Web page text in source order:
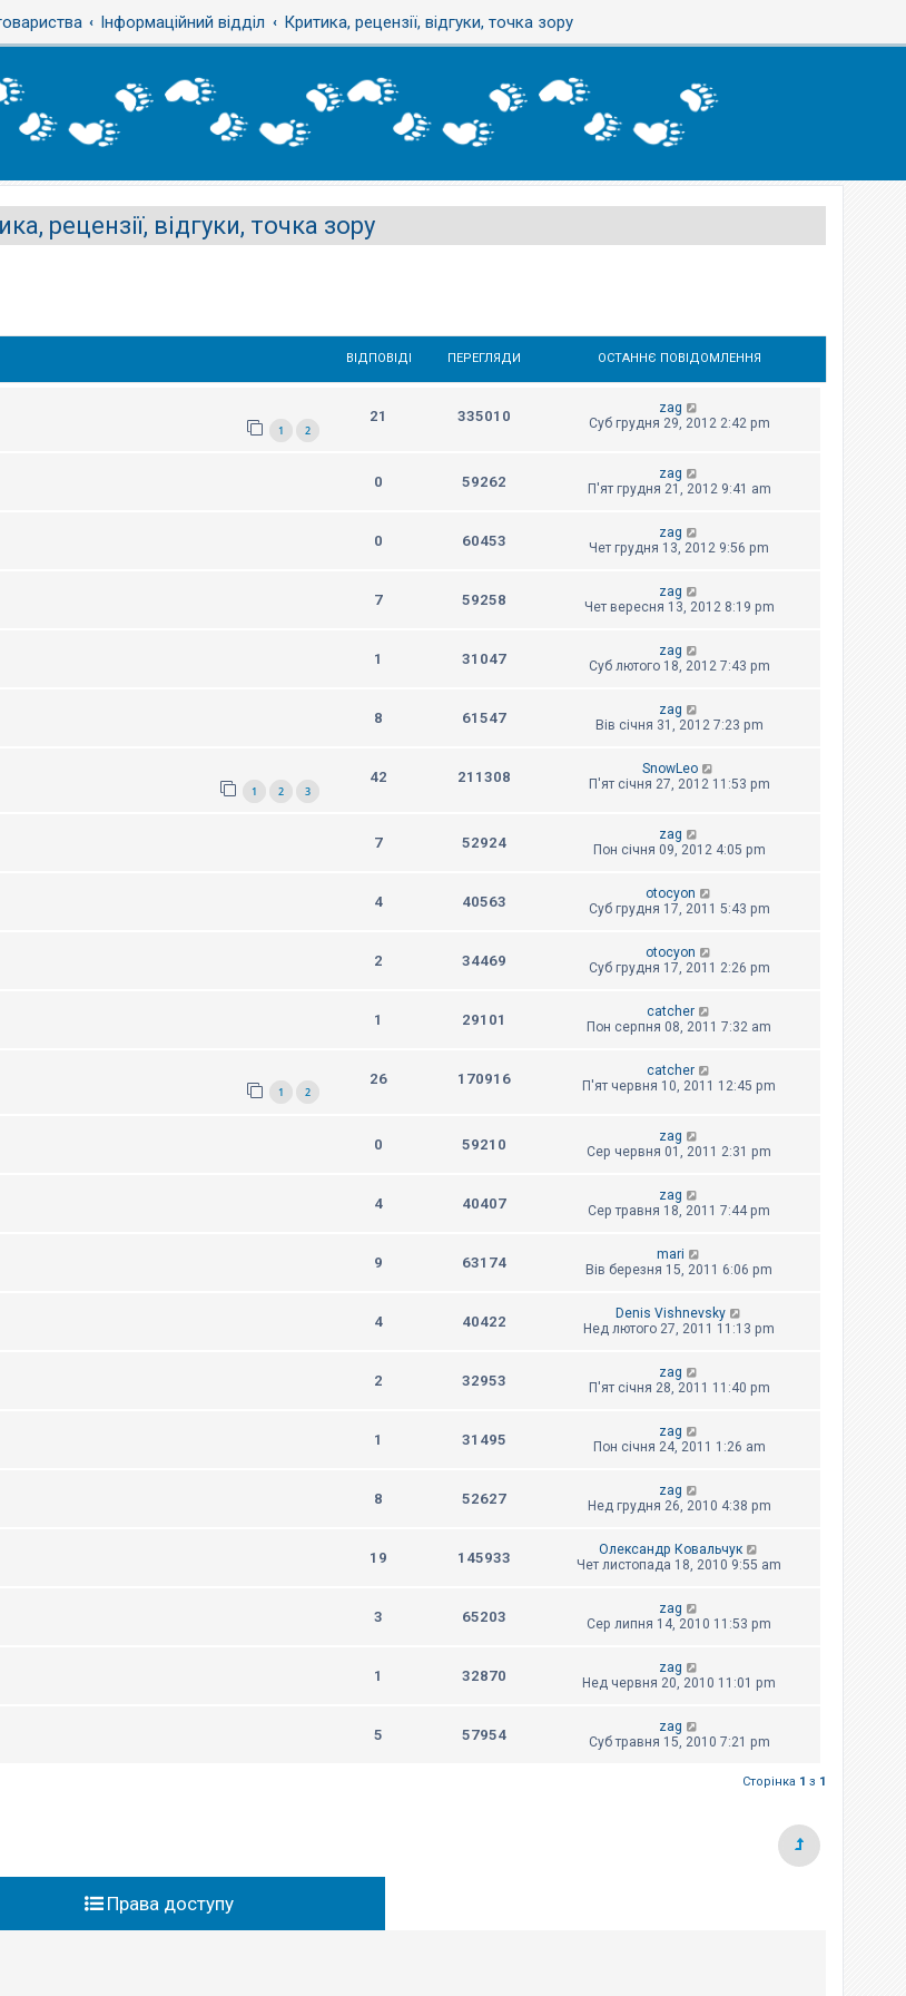
Інформаційний відділ Критика, рецензії, відгуки, точка зору
рецензії, відгуки, точка зору
ВІДПОВІДІ ПЕРЕГЛЯДИ ОСТАННЄ ПОВІДОМЛЕННЯ
1 2
21 335010
zag
Суб грудня 29, 2012 2:42 pm
0 59262
zag
П'ят грудня 21, 2012 9:41 am
0 60453
zag
Чет грудня 13, 2012 9:56 pm
7 59258
zag
Чет вересня 13, 2012 8:19 pm
1 31047
zag
Суб лютого 18, 2012 7:43 pm
8 61547
zag
Вів січня 31, 2012 7:23 pm
1 2 3
42 211308
SnowLeo
П'ят січня 27, 2012 11:53 pm
7 52924
zag
Пон січня 09, 2012 4:05 pm
4 40563
otocyon
Суб грудня 17, 2011 5:43 pm
2 34469
otocyon
Суб грудня 17, 2011 2:26 pm
1 29101
catcher
Пон серпня 08, 2011 7:32 am
1 2
26 170916
catcher
П'ят червня 10, 2011 12:45 pm
0 59210
zag
Сер червня 01, 2011 2:31 pm
4 40407
zag
Сер травня 18, 2011 7:44 pm
9 63174
mari
Вів березня 15, 2011 6:06 pm
4 40422
Denis Vishnevsky
Нед лютого 27, 2011 11:13 pm
2 32953
zag
П'ят січня 28, 2011 11:40 pm
1 31495
zag
Пон січня 24, 2011 1:26 am
8 52627
zag
Нед грудня 26, 2010 4:38 pm
19 145933
Олександр Ковальчук
Чет листопада 18, 2010 9:55 am
3 65203
zag
Сер липня 14, 2010 11:53 pm
1 32870
zag
Нед червня 20, 2010 11:01 pm
5 57954
zag
Суб травня 15, 2010 7:21 pm
Сторінка 1 з 1
Права доступу